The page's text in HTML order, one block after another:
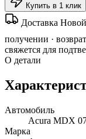
Купить в 1 клик
Доставка
получении ·
свяжется для
О детали
Автомобиль
Acura MDX
Марка